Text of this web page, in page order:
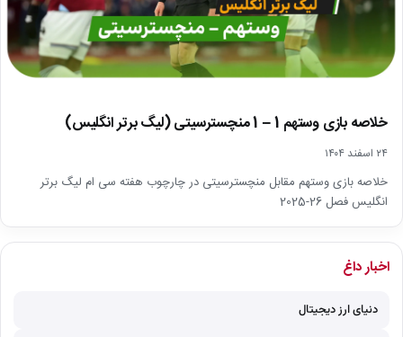
خلاصه بازی وستهم 1 – 1 منچسترسیتی (لیگ برتر انگلیس)
۲۴ اسفند ۱۴۰۴
خلاصه بازی وستهم مقابل منچسترسیتی در چارچوب هفته سی ام لیگ برتر
انگلیس فصل 26-2025
اخبار داغ
دنیای ارز دیجیتال